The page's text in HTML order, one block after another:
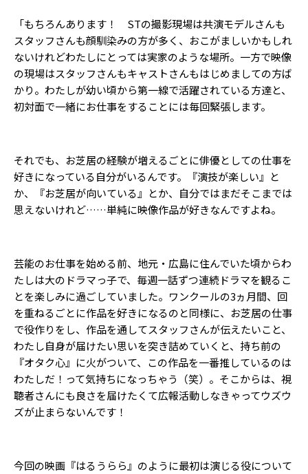
「もちろんあります！ STの撮影現場は共演モデルさんも
スタッフさんも顔馴染みの方が多く、おこがましいかもしれ
ないけれどわたしにとっては実家のような場所。一方で映像
の現場はスタッフさんもキャストさんもはじめましての方ば
かり。わたしが幼い頃から第一線で活躍されている方達と、
初対面で一緒にお仕事をすることには毎回緊張します。
それでも、お芝居の経験が増えるごとに俳優としての仕事を
好きになっている自分がいるんです。『演技が楽しい』と
か、『お芝居が向いている』とか、自分ではまだそこまでは
思えないけれど……単純に映像作品が好きなんですよね。
芸能のお仕事を始める前、地元・広島に住んでいた頃からわ
たしは大のドラマっ子で、毎週一話ずつ連続ドラマを観るこ
とを楽しみに過ごしていました。ワンクールの3ヵ月間、回
を重ねるごとに作品を好きになるのと同様に、お芝居の仕事
で役作りをし、作品を通してスタッフさんが伝えたいこと、
わたし自身が届けたい思いを突き詰めていくと、持ち前の
『オタク心』に火がついて、この作品を一番推しているのは
わたしだ！って気持ちになっちゃう（笑）。そこからは、視
聴者さんにも良さを届けたくて広報活動しなきゃってウズウ
ズが止まらないんです！
今回の映画『はるうらら』のように最初は演じる役について